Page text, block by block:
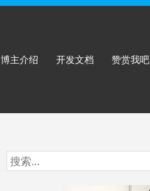
博主介绍 开发文档 赞赏我吧
跳
至
搜
索：